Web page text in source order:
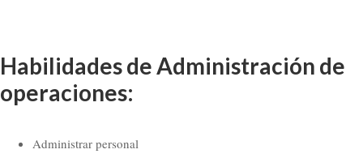
Habilidades de Administración de
operaciones:
Administrar personal